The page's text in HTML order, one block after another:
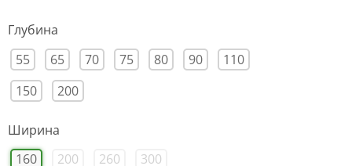
Глубина
55
65 70 75 80 90
110
150
200
Ширина
160
200 260 300